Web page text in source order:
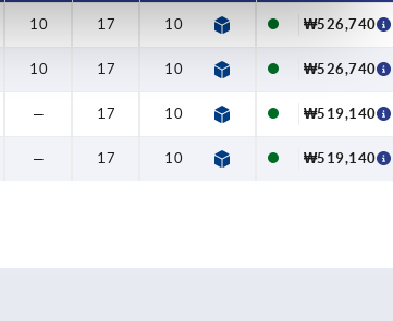
10 17 10 ₩526,740
10 17 10 ₩526,740
— 17 10 ₩519,140
— 17 10 ₩519,140